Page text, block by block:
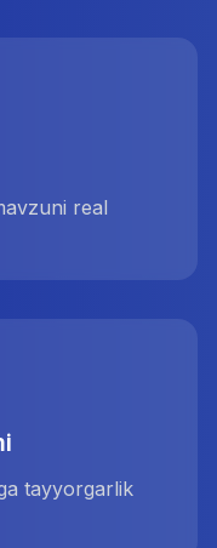
real
tayyorgarlik